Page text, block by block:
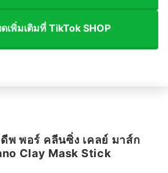
เพิ่มเติมที่ TikTok SHOP
พ พอร์ คลีนซิ่ง เคลย์ มาส์ก
Clay Mask Stick